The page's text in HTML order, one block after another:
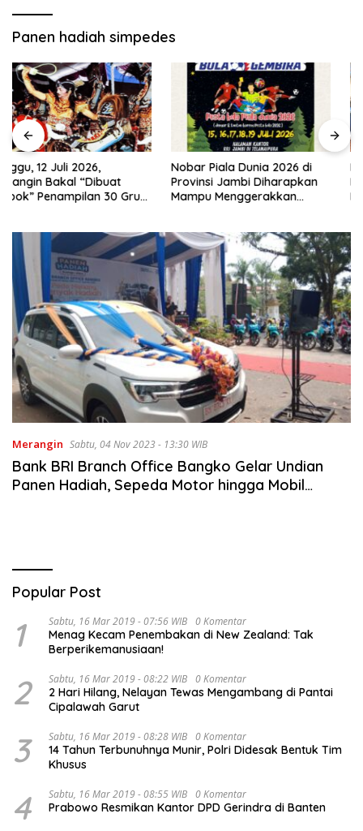
Panen hadiah simpedes
Nobar Piala Dunia 2026 di
Provinsi Jambi Diharapkan
Mampu Menggerakkan
Pemkab Merangin Gelar
Diskusi Bersama Tim Pra-
Revalidasi Kawasan Geopark
Merangin Sabtu, 04 Nov 2023 - 13:30 WIB
Bank BRI Branch Office Bangko Gelar Undian
Panen Hadiah, Sepeda Motor hingga Mobil
Popular Post
1 Sabtu, 16 Mar 2019 - 07:56 WIB 0 Komentar
Menag Kecam Penembakan di New Zealand: Tak
Berperikemanusiaan!
2 Sabtu, 16 Mar 2019 - 08:22 WIB 0 Komentar
2 Hari Hilang, Nelayan Tewas Mengambang di Pantai
Cipalawah Garut
3 Sabtu, 16 Mar 2019 - 08:28 WIB 0 Komentar
14 Tahun Terbunuhnya Munir, Polri Didesak Bentuk Tim
Khusus
4 Sabtu, 16 Mar 2019 - 08:55 WIB 0 Komentar
Prabowo Resmikan Kantor DPD Gerindra di Banten